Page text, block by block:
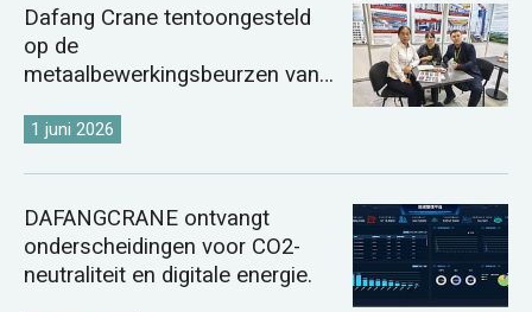
Dafang Crane tentoongesteld
op de
metaalbewerkingsbeurzen van
2026.
1 juni 2026
DAFANGCRANE ontvangt
onderscheidingen voor CO2-
neutraliteit en digitale energie.